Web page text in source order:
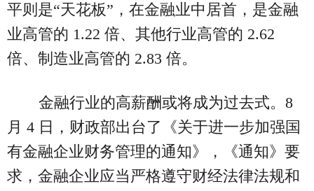
平则是“天花板”，在金融业中居首，是金融
业高管的 1.22 倍、其他行业高管的 2.62
倍、制造业高管的 2.83 倍。
金融行业的高薪酬或将成为过去式。8
月 4 日，财政部出台了《关于进一步加强国
有金融企业财务管理的通知》，《通知》要
求，金融企业应当严格遵守财经法律法规和